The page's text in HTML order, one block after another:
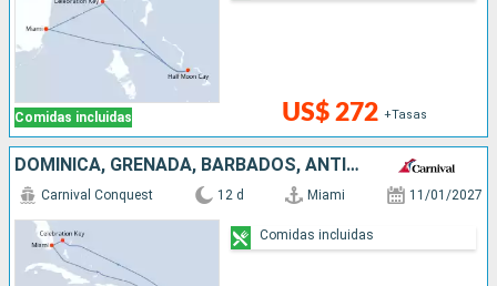
Comidas incluidas US$ 272 +Tasas
DOMINICA, GRENADA, BARBADOS, ANTIGUA Y BARBUDA, BAHAMAS, ESTADOS UNIDOS
Carnival Conquest 12 d Miami 11/01/2027
Comidas incluidas